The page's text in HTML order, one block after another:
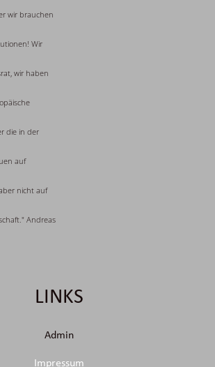
wir brauchen
Wir
wir haben
die in der
auf
nicht auf
Andreas
Admin
Impressum